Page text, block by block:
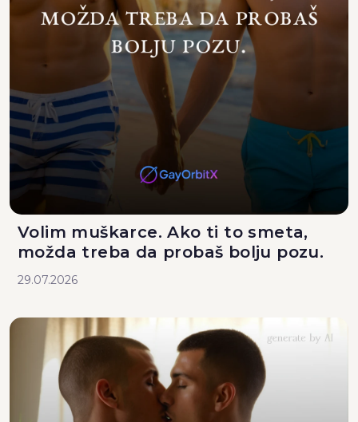
Volim muškarce. Ako ti to smeta,
možda treba da probaš bolju pozu.
29.07.2026